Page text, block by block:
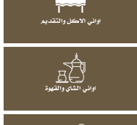
اواني الاكل والتقديم
اواني الشاي والقهوة